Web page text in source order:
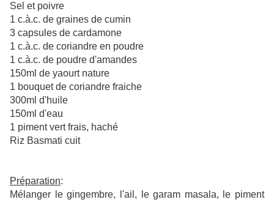
Sel et poivre
1 c.à.c. de graines de cumin
3 capsules de cardamone
1 c.à.c. de coriandre en poudre
1 c.à.c. de poudre d'amandes
150ml de yaourt nature
1 bouquet de coriandre fraiche
300ml d'huile
150ml d'eau
1 piment vert frais, haché
Riz Basmati cuit
Préparation:
Mélanger le gingembre, l'ail, le garam masala, le piment